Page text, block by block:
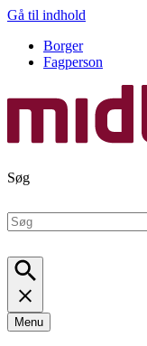
Gå til indhold
Borger
Fagperson
Søg
Menu